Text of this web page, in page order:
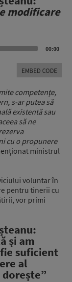
modificare
00:00
EMBED CODE
competențe,
s-ar putea să
existentă sau
să ne
cu o propunere
ministrul
voluntar în
pentru tinerii cu
vor primi
și am
suficient
al